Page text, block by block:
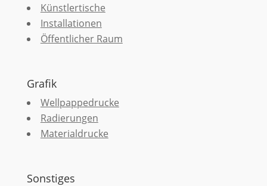
Künstlertische
Installationen
Öffentlicher Raum
Grafik
Wellpappedrucke
Radierungen
Materialdrucke
Sonstiges